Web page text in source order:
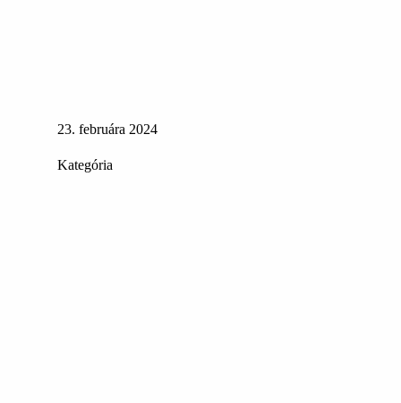
23. februára 2024
Kategória